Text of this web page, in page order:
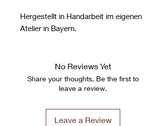
Hergestellt in Handarbeit im eigenen
Atelier in Bayern.
No Reviews Yet
Share your thoughts. Be the first to
leave a review.
Leave a Review